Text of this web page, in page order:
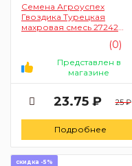
Семена Агроуспех
Гвоздика Турецкая
махровая смесь 27242
(0)
Представлен в
магазине
23.75 ₽ 25 ₽
Подробнее
скидка -5%